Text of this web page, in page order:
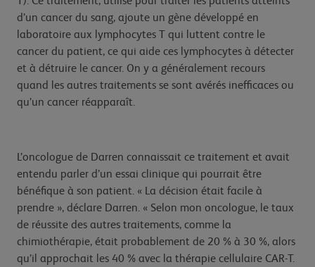
d’un cancer du sang, ajoute un gène développé en
laboratoire aux lymphocytes T qui luttent contre le
cancer du patient, ce qui aide ces lymphocytes à détecter
et à détruire le cancer. On y a généralement recours
quand les autres traitements se sont avérés inefficaces ou
qu’un cancer réapparaît.
L’oncologue de Darren connaissait ce traitement et avait
entendu parler d’un essai clinique qui pourrait être
bénéfique à son patient. « La décision était facile à
prendre », déclare Darren. « Selon mon oncologue, le taux
de réussite des autres traitements, comme la
chimiothérapie, était probablement de 20 % à 30 %, alors
qu’il approchait les 40 % avec la thérapie cellulaire CAR-T.